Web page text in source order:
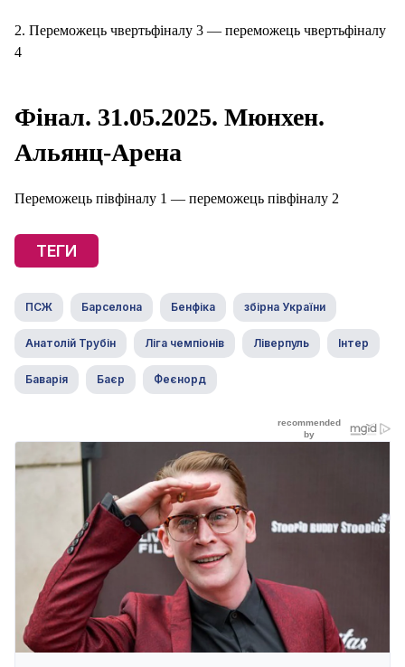
2. Переможець чвертьфіналу 3 — переможець чвертьфіналу
4
Фінал. 31.05.2025. Мюнхен.
Альянц-Арена
Переможець півфіналу 1 — переможець півфіналу 2
ТЕГИ
ПСЖ Барселона Бенфіка збірна України
Анатолій Трубін Ліга чемпіонів Ліверпуль Інтер
Баварія Баєр Феєнорд